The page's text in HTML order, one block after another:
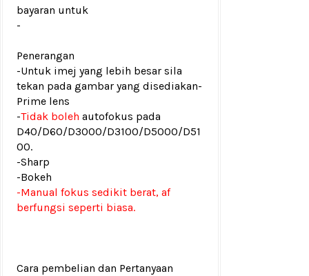
bayaran untuk
-
Penerangan
-Untuk imej yang lebih besar sila
tekan pada gambar yang disediakan-
Prime lens
-Tidak boleh autofokus pada
D40/D60/D3000/D3100/D5000/D51
00.
-Sharp
-Bokeh
-Manual fokus sedikit berat, af
berfungsi seperti biasa.
Cara pembelian dan Pertanyaan